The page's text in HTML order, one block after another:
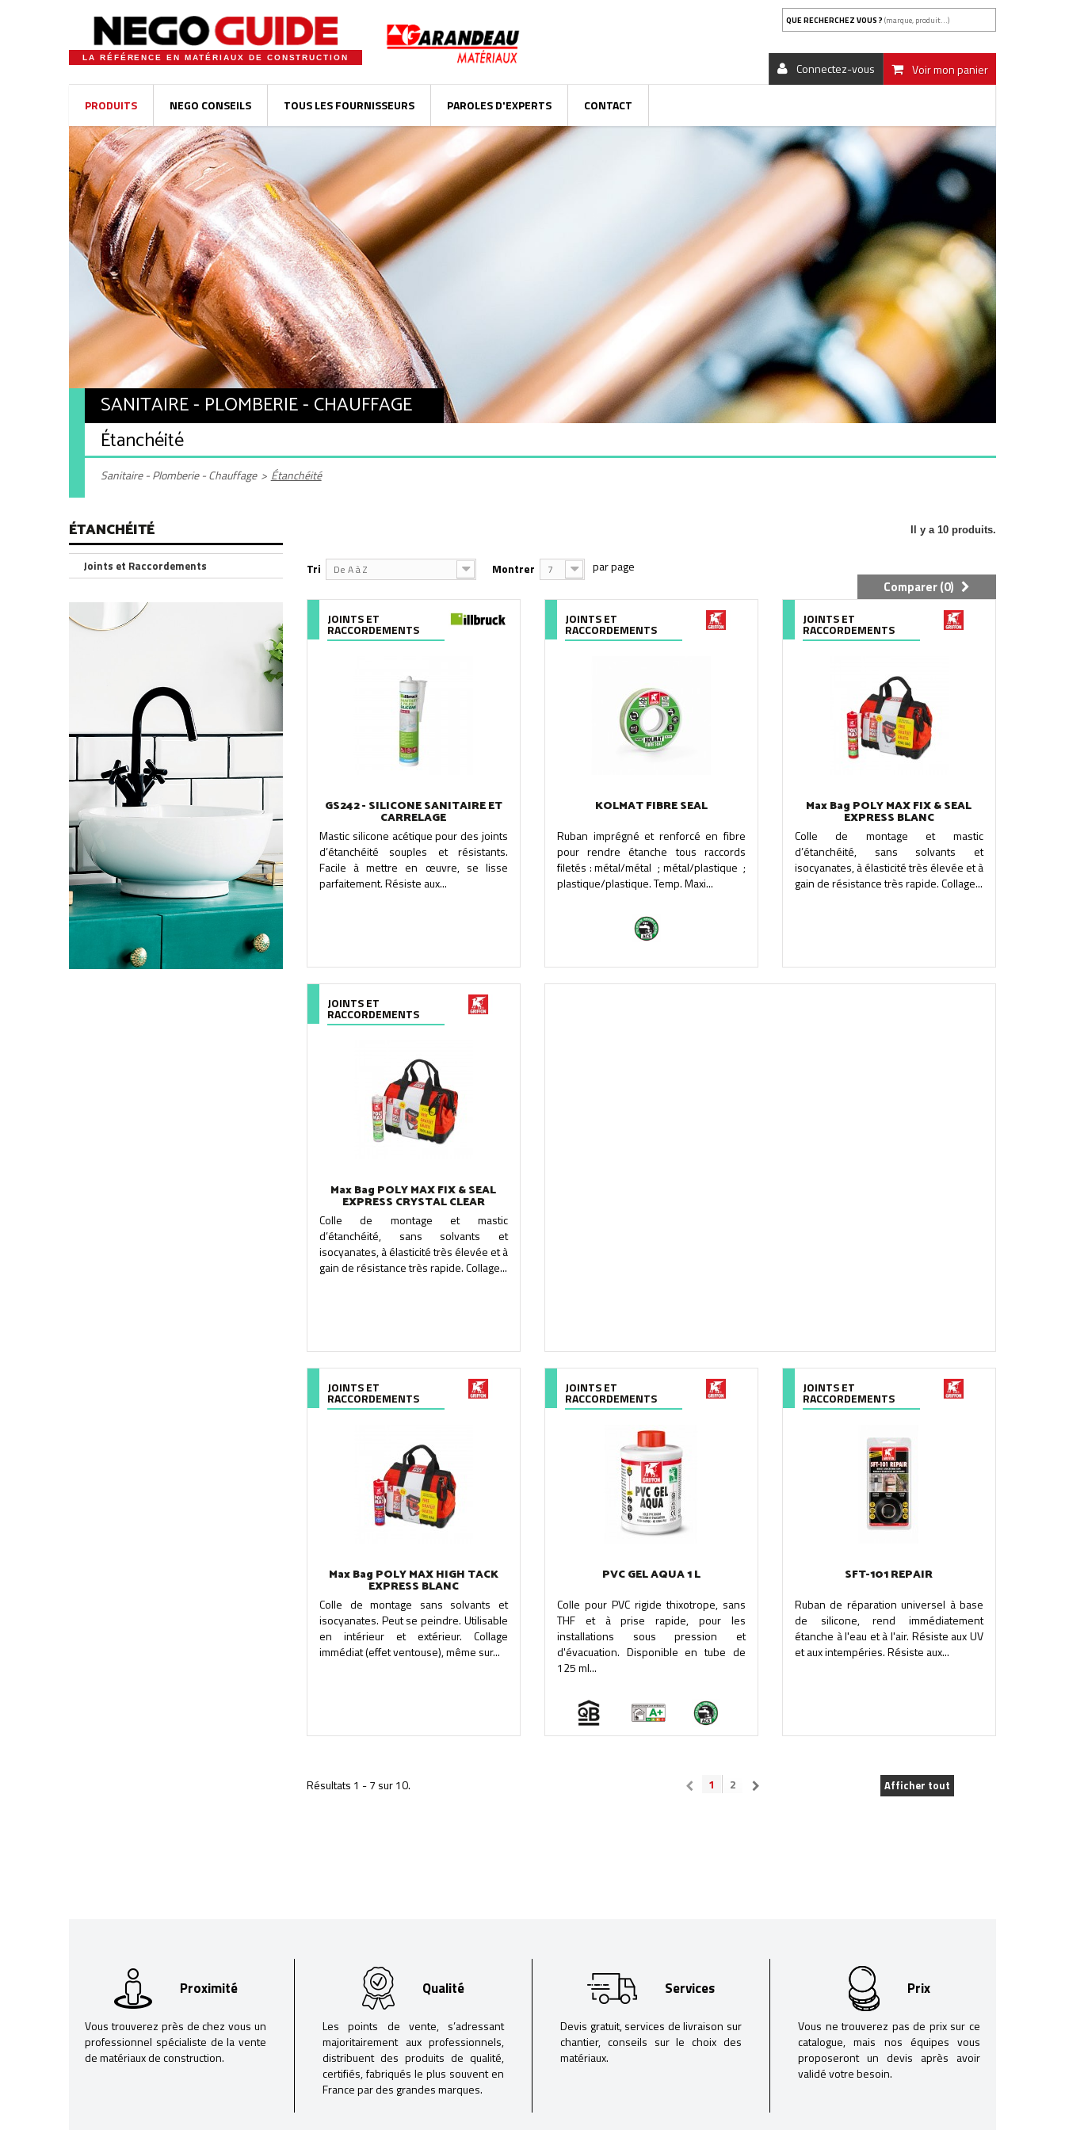
LA RÉFÉRENCE EN MATÉRIAUX DE CONSTRUCTION
QUE RECHERCHEZ VOUS ? (marque, produit...)
Voir mon panier
Connectez-vous
PRODUITS NEGO CONSEILS TOUS LES FOURNISSEURS PAROLES D'EXPERTS CONTACT
SANITAIRE - PLOMBERIE - CHAUFFAGE
Étanchéité
Sanitaire - Plomberie - Chauffage > Étanchéité
ÉTANCHÉITÉ
Joints et Raccordements
Il y a 10 produits.
Tri De A à Z Montrer 7
Comparer (0)
JOINTS ET
RACCORDEMENTS
GS242 - SILICONE SANITAIRE ET
CARRELAGE
Mastic silicone acétique pour des joints
d’étanchéité souples et résistants.
Facile à mettre en œuvre, se lisse
parfaitement. Résiste aux...
JOINTS ET
RACCORDEMENTS
KOLMAT FIBRE SEAL
Ruban imprégné et renforcé en fibre
pour rendre étanche tous raccords
filetés : métal/métal ; métal/plastique ;
plastique/plastique. Temp. Maxi...
JOINTS ET
RACCORDEMENTS
Max Bag POLY MAX FIX & SEAL
EXPRESS BLANC
Colle de montage et mastic
d’étanchéité, sans solvants et
isocyanates, à élasticité très élevée et à
gain de résistance très rapide. Collage...
JOINTS ET
RACCORDEMENTS
Max Bag POLY MAX FIX & SEAL
EXPRESS CRYSTAL CLEAR
Colle de montage et mastic
d’étanchéité, sans solvants et
isocyanates, à élasticité très élevée et à
gain de résistance très rapide. Collage...
JOINTS ET
RACCORDEMENTS
Max Bag POLY MAX HIGH TACK
EXPRESS BLANC
Colle de montage sans solvants et
isocyanates. Peut se peindre. Utilisable
en intérieur et extérieur. Collage
immédiat (effet ventouse), même sur...
JOINTS ET
RACCORDEMENTS
PVC GEL AQUA 1 L
Colle pour PVC rigide thixotrope, sans
THF et à prise rapide, pour les
installations sous pression et
d'évacuation. Disponible en tube de
125 ml...
JOINTS ET
RACCORDEMENTS
SFT-101 REPAIR
Ruban de réparation universel à base
de silicone, rend immédiatement
étanche à l'eau et à l'air. Résiste aux UV
et aux intempéries. Résiste aux...
Afficher tout
1 2
Résultats 1 - 7 sur 10.
Proximité
Vous trouverez près de chez vous un
professionnel spécialiste de la vente
de matériaux de construction.
Qualité
Les points de vente, s’adressant
majoritairement aux professionnels,
distribuent des produits de qualité,
certifiés, fabriqués le plus souvent en
France par des grandes marques.
Services
Devis gratuit, services de livraison sur
chantier, conseils sur le choix des
matériaux.
Prix
Vous ne trouverez pas de prix sur ce
catalogue, mais nos équipes vous
proposeront un devis après avoir
validé votre besoin.